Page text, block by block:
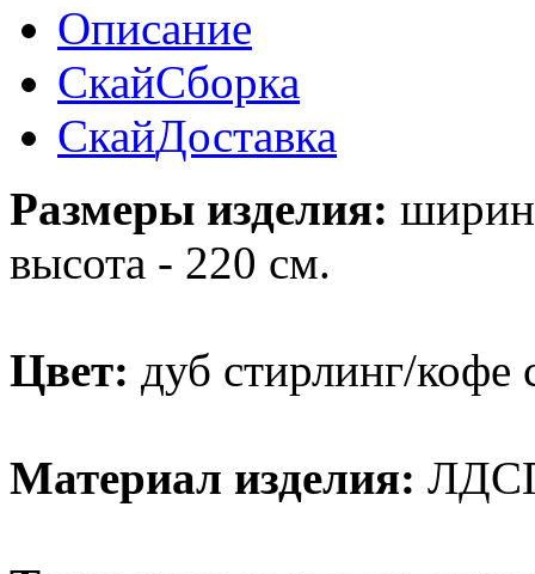
Описание
СкайСборка
СкайДоставка
Размеры изделия:
высота - 220 см.
Цвет: дуб стирлинг/
Материал изделия: